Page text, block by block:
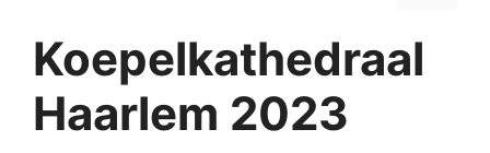
Koepelkathedraal
Haarlem 2023